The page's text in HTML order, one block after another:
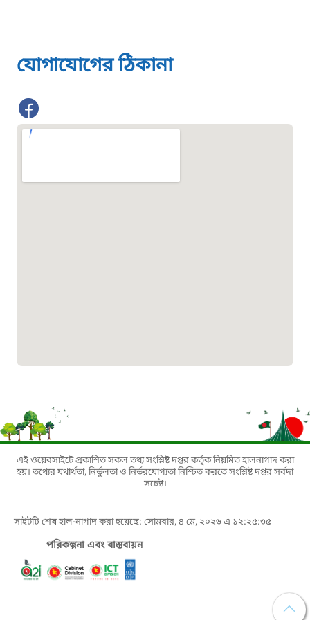
১৬৪৪৫
১৬১৭১
১৬৯৯৯
বিদ্যুৎ বিভাগ সেবা সংক্রান্ত হটলাইন
১৬৬৯৯
লিগ্যাল এইড হেল্পলাইন
১৬৩৫৭
যোগাযোগের ঠিকানা
এই ওয়েবসাইটে প্রকাশিত সকল তথ্য সংশ্লিষ্ট দপ্তর কর্তৃক নিয়মিত হালনাগাদ করা
হয়। তথ্যের যথার্থতা, নির্ভুলতা ও নির্ভরযোগ্যতা নিশ্চিত করতে সংশ্লিষ্ট দপ্তর সর্বদা
সচেষ্ট।
সাইটটি শেষ হাল-নাগাদ করা হয়েছে: সোমবার, ৪ মে, ২০২৬ এ ১২:২৫:৩৫
পরিকল্পনা এবং বাস্তবায়ন